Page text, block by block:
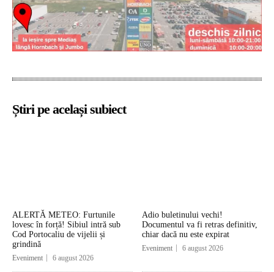
Știri pe același subiect
ALERTĂ METEO: Furtunile
lovesc în forță! Sibiul intră sub
Cod Portocaliu de vijelii și
grindină
Eveniment 6 august 2026
Adio buletinului vechi!
Documentul va fi retras definitiv,
chiar dacă nu este expirat
Eveniment 6 august 2026